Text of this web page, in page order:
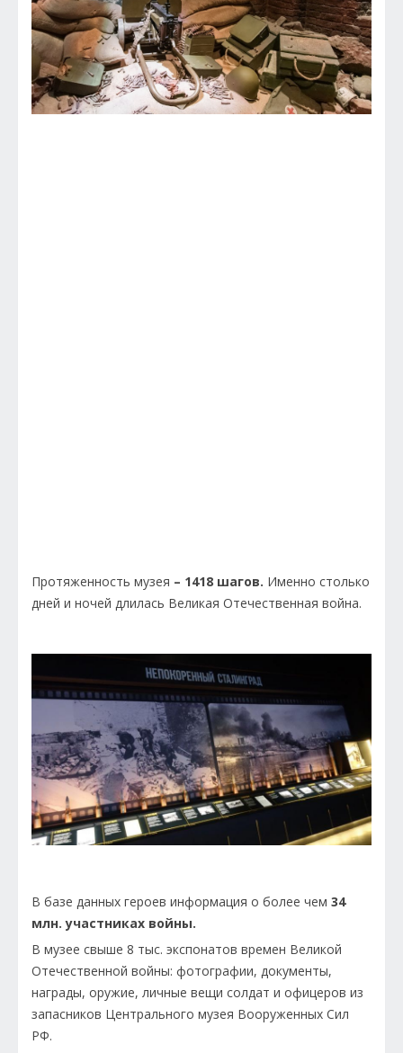
Протяженность музея – 1418 шагов. Именно столько
дней и ночей длилась Великая Отечественная война.
В базе данных героев информация о более чем 34
млн. участниках войны.
В музее свыше 8 тыс. экспонатов времен Великой
Отечественной войны: фотографии, документы,
награды, оружие, личные вещи солдат и офицеров из
запасников Центрального музея Вооруженных Сил
РФ.